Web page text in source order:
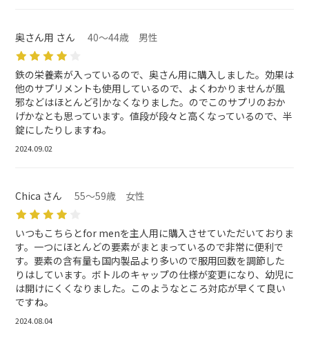
奥さん用 さん 40～44歳 男性
鉄の栄養素が入っているので、奥さん用に購入しました。効果は
他のサプリメントも使用しているので、よくわかりませんが風
邪などはほとんど引かなくなりました。のでこのサプリのおか
げかなとも思っています。値段が段々と高くなっているので、半
錠にしたりしますね。
2024.09.02
Chica さん 55～59歳 女性
いつもこちらとfor menを主人用に購入させていただいておりま
す。一つにほとんどの要素がまとまっているので非常に便利で
す。要素の含有量も国内製品より多いので服用回数を調節した
りはしています。ボトルのキャップの仕様が変更になり、幼児に
は開けにくくなりました。このようなところ対応が早くて良い
ですね。
2024.08.04